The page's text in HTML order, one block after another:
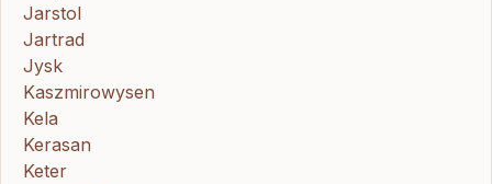
Jarstol
Jartrad
Jysk
Kaszmirowysen
Kela
Kerasan
Keter